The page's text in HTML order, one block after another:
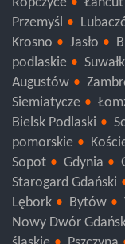
Ropczyce
Łańcut
Przemyśl
Krosno
Jasło
podlaskie
Augustów
Siemiatycze
Bielsk Podlaski
pomorskie
Sopot
Gdynia
Starogard Gdański
Lębork
Bytów
Nowy Dwór